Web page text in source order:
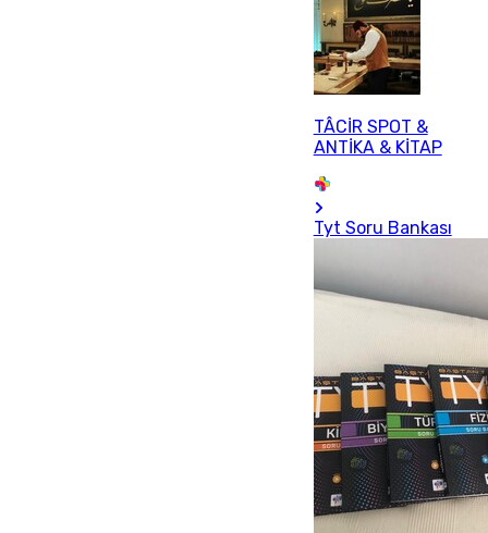
TÂCİR SPOT &
ANTİKA & KİTAP
Tyt Soru Bankası